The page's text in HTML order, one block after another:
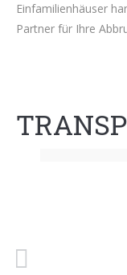
Einfamilienhäuser
Partner für Ihre